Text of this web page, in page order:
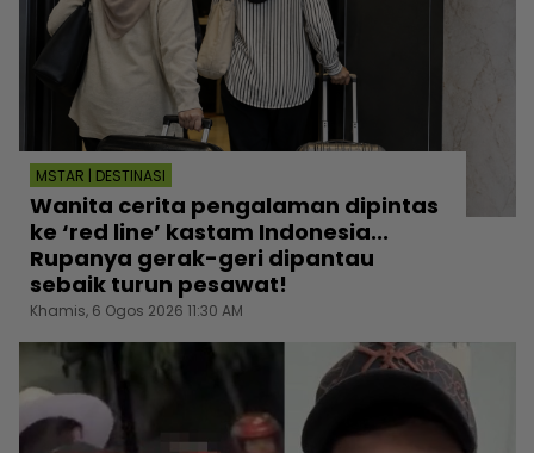
MSTAR | DESTINASI
Wanita cerita pengalaman dipintas
ke ‘red line’ kastam Indonesia...
Rupanya gerak-geri dipantau
sebaik turun pesawat!
Khamis, 6 Ogos 2026 11:30 AM